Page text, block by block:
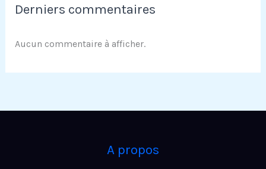
Derniers commentaires
Aucun commentaire à afficher.
A propos